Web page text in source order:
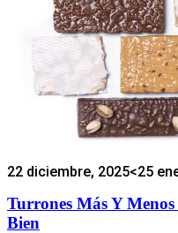
22 diciembre, 2025<25
Turrones Más Y
Bien